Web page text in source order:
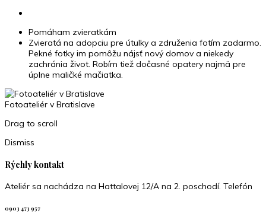
Pomáham zvieratkám
Zvieratá na adopciu pre útulky a združenia fotím zadarmo.
Pekné fotky im pomôžu nájsť nový domov a niekedy
zachránia život. Robím tiež dočasné opatery najmä pre
úplne maličké mačiatka.
Fotoateliér v Bratislave
Drag to scroll
Dismiss
Rýchly kontakt
Ateliér sa nachádza na Hattalovej 12/A na 2. poschodí. Telefón
0903 473 957